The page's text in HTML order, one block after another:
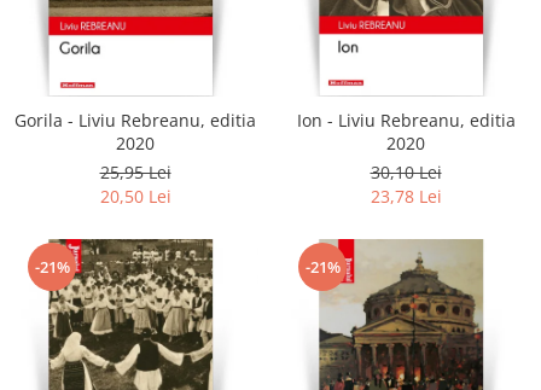
Stiinte umaniste
Istorie
Sociologie si filozofie
Gorila - Liviu Rebreanu, editia
2020
25,95 Lei
20,50 Lei
Ion - Liviu Rebreanu, editia
2020
30,10 Lei
23,78 Lei
-21% -21%